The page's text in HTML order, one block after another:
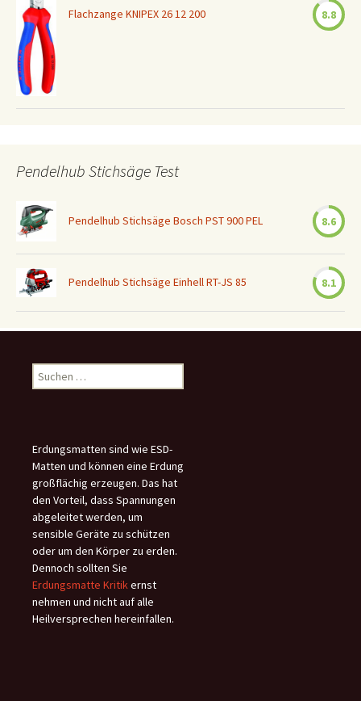
Flachzange KNIPEX 26 12 200 8.8
Pendelhub Stichsäge Test
Pendelhub Stichsäge Bosch PST 900 PEL 8.6
Pendelhub Stichsäge Einhell RT-JS 85 8.1
Suchen
nach:
Erdungsmatten sind wie ESD-
Matten und können eine Erdung
großflächig erzeugen. Das hat
den Vorteil, dass Spannungen
abgeleitet werden, um
sensible Geräte zu schützen
oder um den Körper zu erden.
Dennoch sollten Sie
Erdungsmatte Kritikernst
nehmen und nicht auf alle
Heilversprechen hereinfallen.